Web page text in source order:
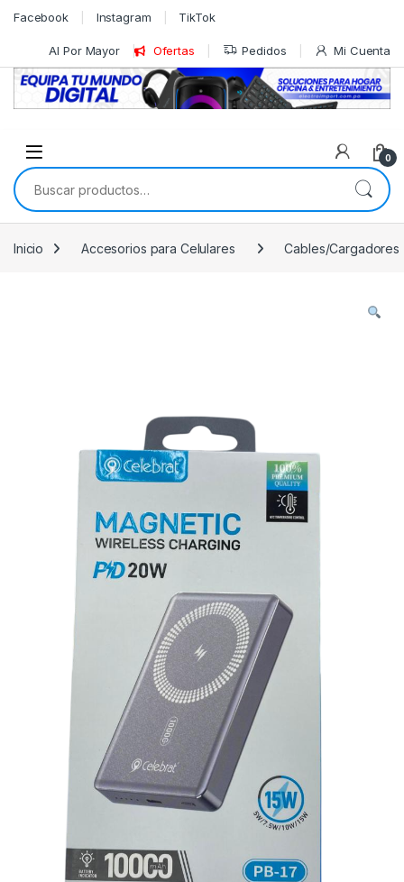
Skip to navigation
Skip to content
Facebook Instagram TikTok
Al Por Mayor Ofertas Pedidos Mi Cuenta
0
Buscar por:
Inicio Accesorios para Celulares Cables/Cargadores